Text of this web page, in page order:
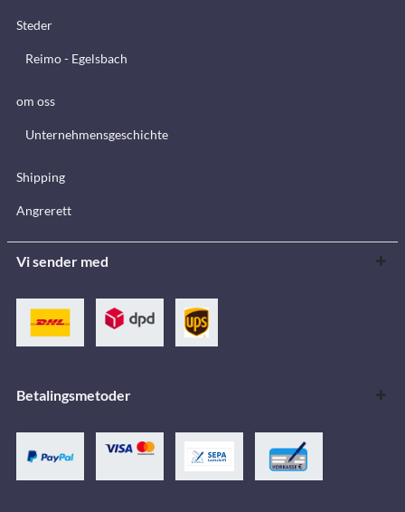
Steder
Reimo - Egelsbach
om oss
Unternehmensgeschichte
Shipping
Angrerett
Vi sender med
Betalingsmetoder